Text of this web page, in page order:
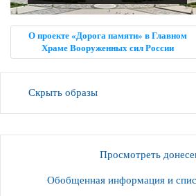
О проекте «Дорога памяти» в Главном
Храме Вооруженных сил России
Скрыть образы
Просмотреть
Обобщенная информация и